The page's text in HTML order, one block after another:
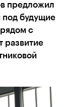
предложил
под будущие
с
развитие